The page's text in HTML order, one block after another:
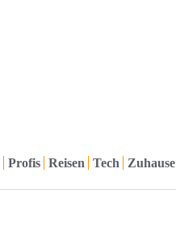
Profis Reisen Tech Zuhause